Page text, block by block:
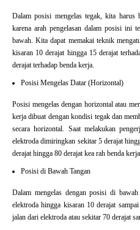
Dalam posisi mengelas tegak, kita harus
karena arah pengelasan dalam posisi ini
bawah. Kita dapat memakai teknik
kisaran 10 derajat hingga 15 derajat
derajat terhadap benda kerja.
Posisi Mengelas Datar (Horizontal)
Posisi mengelas dengan horizontal atau
kerja dibuat dengan kondisi tegak dan
secara horizontal. Saat melakukan
elektroda dimiringkan sekitar 5 derajat
derajat hingga 80 derajat kea rah benda
Posisi di Bawah Tangan
Dalam mengelas dengan posisi di
elektroda hingga kisaran 10 derajat
jalan dari elektroda atau sekitar 70 derajat